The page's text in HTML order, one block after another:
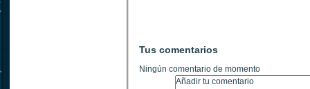
Tus comentarios
Ningún comentario de momento